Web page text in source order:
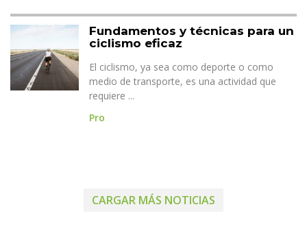
Fundamentos y técnicas para un
ciclismo eficaz
El ciclismo, ya sea como deporte o como
medio de transporte, es una actividad que
requiere ...
Pro
CARGAR MÁS NOTICIAS